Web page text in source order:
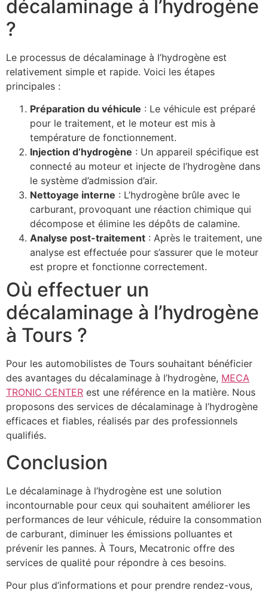
décalaminage à l’hydrogène
?
Le processus de décalaminage à l’hydrogène est
relativement simple et rapide. Voici les étapes
principales :
Préparation du véhicule : Le véhicule est préparé
pour le traitement, et le moteur est mis à
température de fonctionnement.
Injection d’hydrogène : Un appareil spécifique est
connecté au moteur et injecte de l’hydrogène dans
le système d’admission d’air.
Nettoyage interne : L’hydrogène brûle avec le
carburant, provoquant une réaction chimique qui
décompose et élimine les dépôts de calamine.
Analyse post-traitement : Après le traitement, une
analyse est effectuée pour s’assurer que le moteur
est propre et fonctionne correctement.
Où effectuer un
décalaminage à l’hydrogène
à Tours ?
Pour les automobilistes de Tours souhaitant bénéficier
des avantages du décalaminage à l’hydrogène, MECA
TRONIC CENTER est une référence en la matière. Nous
proposons des services de décalaminage à l’hydrogène
efficaces et fiables, réalisés par des professionnels
qualifiés.
Conclusion
Le décalaminage à l’hydrogène est une solution
incontournable pour ceux qui souhaitent améliorer les
performances de leur véhicule, réduire la consommation
de carburant, diminuer les émissions polluantes et
prévenir les pannes. À Tours, Mecatronic offre des
services de qualité pour répondre à ces besoins.
Pour plus d’informations et pour prendre rendez-vous,